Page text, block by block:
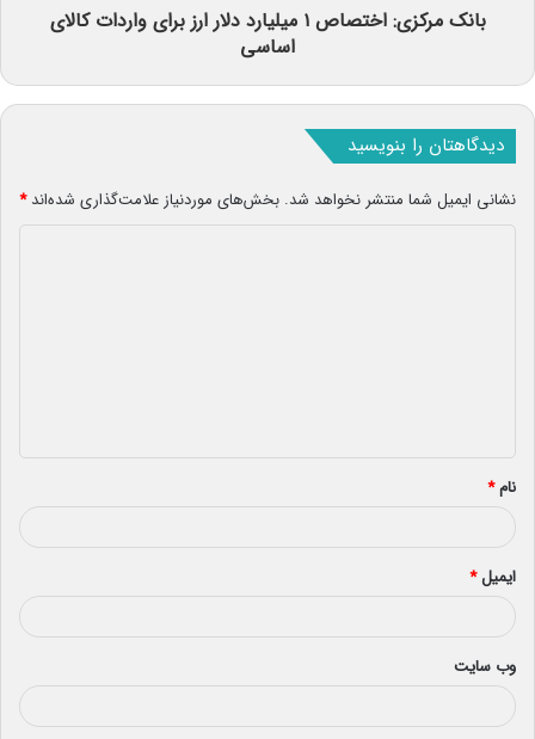
بانک مرکزی: اختصاص ۱ میلیارد دلار ارز برای واردات کالای
اساسی
دیدگاهتان را بنویسید
نشانی ایمیل شما منتشر نخواهد شد. بخش‌های موردنیاز علامت‌گذاری شده‌اند*
*
نام*
ایمیل*
وب‌ سایت